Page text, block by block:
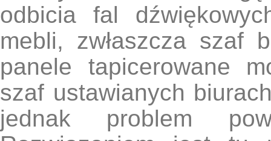
odbicia fal
mebli, zwłaszcza szaf
panele tapicerowane
szaf ustawianych
jednak problem